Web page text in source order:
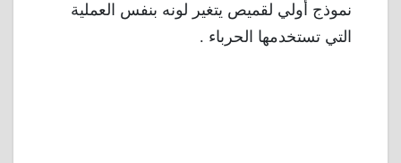
نموذج أولي لقميص يتغير لونه بنفس العملية
التي تستخدمها الحرباء .